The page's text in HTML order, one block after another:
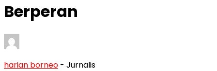
Berperan
harian borneo - Jurnalis